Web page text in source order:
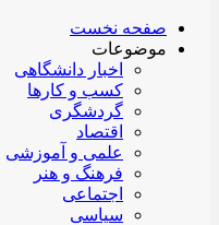
صفحه نخست
موضوعات
اخبار دانشگاهی
کسب و کارها
گردشگری
اقتصاد
علمی و آموزشی
فرهنگ و هنر
اجتماعی
سیاسی